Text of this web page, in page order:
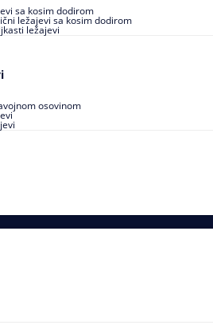
sa kosim dodirom
ležajevi sa kosim dodirom
ležajevi
osovinom